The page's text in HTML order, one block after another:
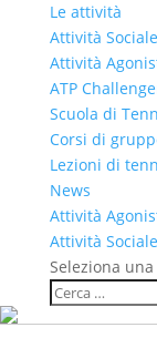
Le attività
Attività Sociale
Attività
ATP
Scuola di
Corsi di
Lezioni di
News
Attività
Attività Sociale
Seleziona